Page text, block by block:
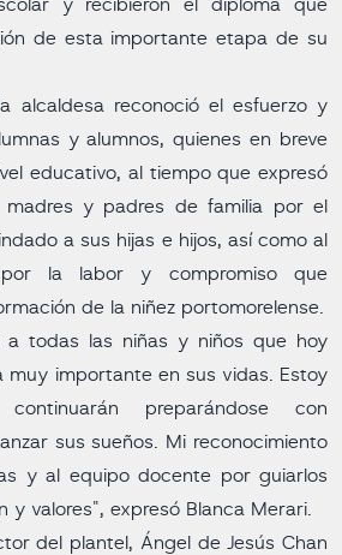
y recibieron el diploma que
de esta importante etapa de su
alcaldesa reconoció el esfuerzo y
y alumnos, quienes en breve
educativo, al tiempo que expresó
y padres de familia por el
a sus hijas e hijos, así como al
por la labor y compromiso que
de la niñez portomorelense.
a todas las niñas y niños que hoy
muy importante en sus vidas. Estoy
preparándose con
sus sueños. Mi reconocimiento
y al equipo docente por guiarlos
y valores", expresó Blanca Merari.
del plantel, Ángel de Jesús Chan